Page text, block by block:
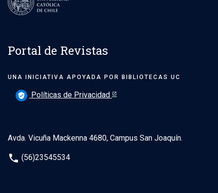
Portal de Revistas
UNA INICIATIVA APOYADA POR BIBLIOTECAS UC
verified_user Políticas de Privacidad
Avda. Vicuña Mackenna 4680, Campus San Joaquín.
phone (56)23545534